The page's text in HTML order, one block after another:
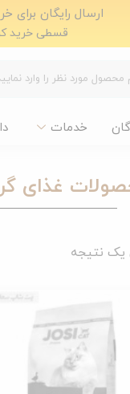
ارسال رایگان برای خرید بیش
قسطی خرید کن! 4ماهه
خدمات
غذای
یک نتیجه